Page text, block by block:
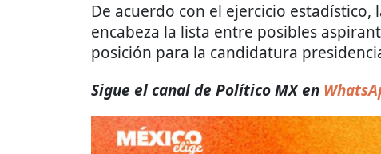
De acuerdo con el ejercicio estadístico,
encabeza la lista entre posibles
posición para la candidatura
Sigue el canal de Político MX en